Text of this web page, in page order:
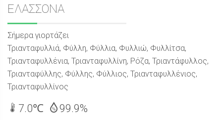
Sidebar
ΕΛΑΣΣΟΝΑ
Σήμερα γιορτάζει
Τριανταφυλλιά, Φύλλη, Φύλλια, Φυλλιώ, Φυλλίτσα,
Τριανταφυλλένια, Τριανταφυλλίνη, Ρόζα, Τριαντάφυλλος,
Τριανταφύλλης, Φύλλης, Φύλλιος, Τριανταφυλλένιος,
Τριανταφυλλίνος
7.0℃ 99.9%